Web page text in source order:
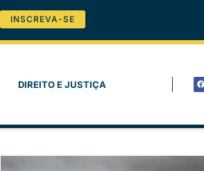
INSCREVA-SE
DIREITO E JUSTIÇA